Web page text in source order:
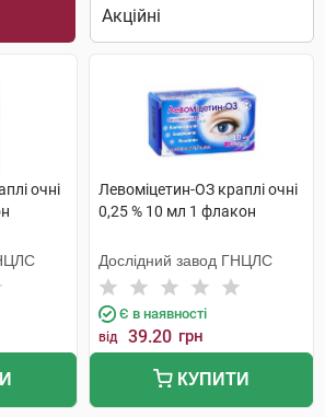
очні
Левоміцетин-ОЗ краплі очні
0,25 % 10 мл 1 флакон
Дослідний завод ГНЦЛС
Є в наявності
від 39.20 грн
КУПИТИ